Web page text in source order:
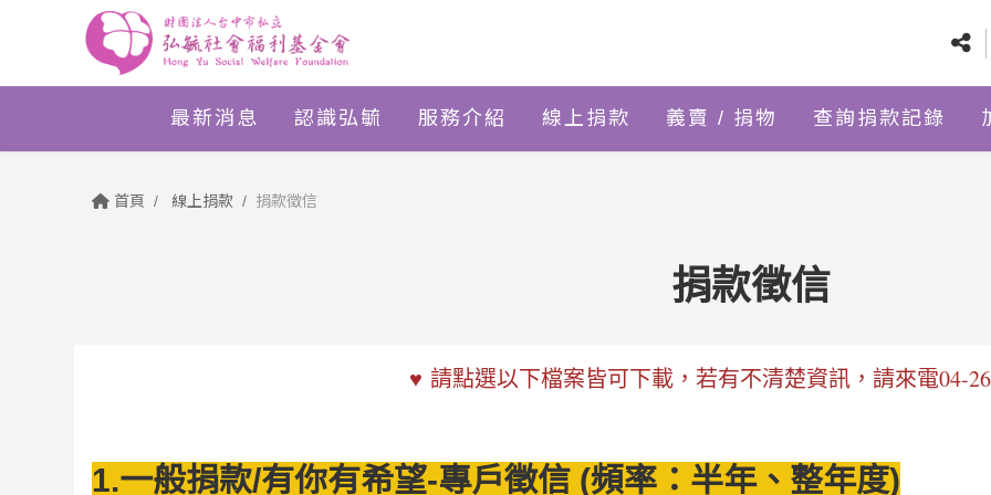
最新消息 認識弘毓 服務介紹 線上捐款 義賣 / 捐物 查詢捐款記錄
首頁 線上捐款 捐款徵信
捐款徵信
♥ 請點選以下檔案皆可下載，若有不清楚資訊，請來電04-
1.一般捐款/有你有希望-專戶徵信 (頻率：半年、整年度)